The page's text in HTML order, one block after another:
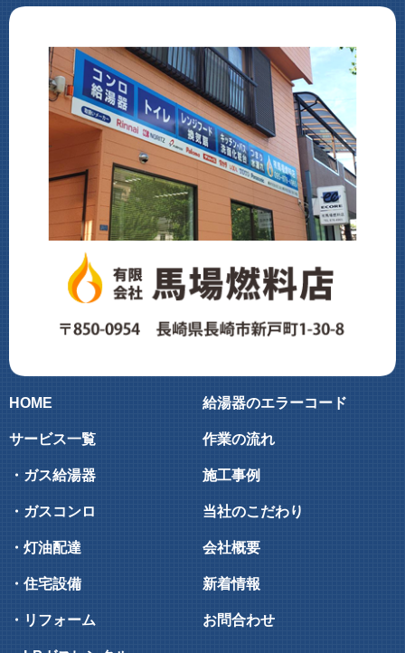
HOME
サービス一覧
・ガス給湯器
・ガスコンロ
・灯油配達
・住宅設備
・リフォーム
給湯器のエラーコード
作業の流れ
施工事例
当社のこだわり
会社概要
新着情報
お問合わせ